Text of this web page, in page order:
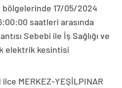
bölgelerinde 17/05/2024
saatleri arasında
Sebebi ile İş Sağlığı ve
elektrik kesintisi
ilce MERKEZ-YEŞİLPINAR